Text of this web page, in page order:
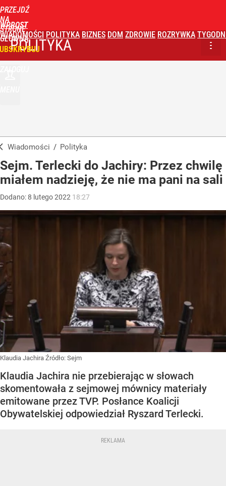
PRZEJDŹ
NA
STRONĘ
GŁÓWNĄ
WPROST
WIADOMOŚCI POLITYKA BIZNES DOM ZDROWIE ROZRYWKA
POLITYKA
Wiadomości / Polityka
Sejm. Terlecki do Jachiry: Przez chwilę
miałem nadzieję, że nie ma pani na sali
Dodano:8 lutego2022 18:27
Klaudia Jachira Źródło: Sejm
Klaudia Jachira nie przebierając w słowach
skomentowała z sejmowej mównicy materiały
emitowane przez TVP. Posłance Koalicji
Obywatelskiej odpowiedział Ryszard Terlecki.